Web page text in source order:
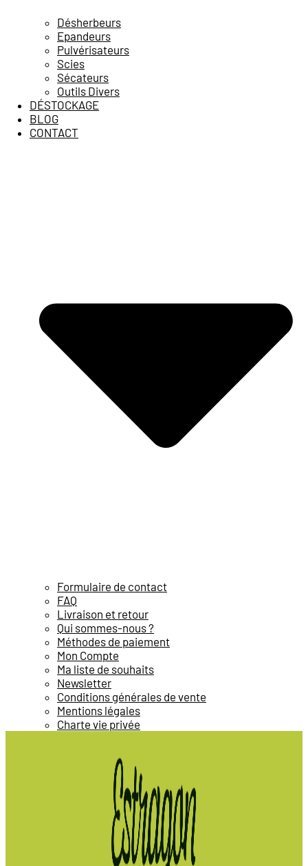
Désherbeurs
Epandeurs
Pulvérisateurs
Scies
Sécateurs
Outils Divers
DÉSTOCKAGE
BLOG
CONTACT
Formulaire de contact
FAQ
Livraison et retour
Qui sommes-nous ?
Méthodes de paiement
Mon Compte
Ma liste de souhaits
Newsletter
Conditions générales de vente
Mentions légales
Charte vie privée